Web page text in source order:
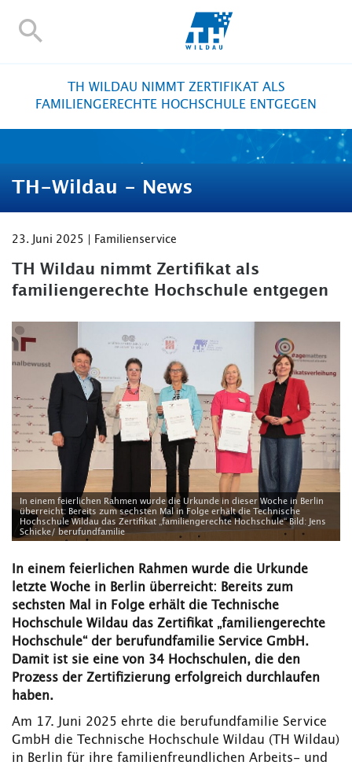
TH-
IM STUDIUM
FORSCHUNG UND TRANSFER
HOCHSCHULE
Blogs Kontakt und Anfahrt Webmail
TH Online-Portal Personensuche English
TH WILDAU NIMMT ZERTIFIKAT ALS
FAMILIENGERECHTE HOCHSCHULE ENTGEGEN
TH-Wildau - News
23. Juni 2025 | Familienservice
TH Wildau nimmt Zertifikat als
familiengerechte Hochschule entgegen
In einem feierlichen Rahmen wurde die Urkunde in dieser Woche in Berlin
überreicht: Bereits zum sechsten Mal in Folge erhält die Technische
Hochschule Wildau das Zertifikat „familiengerechte Hochschule“ Bild: Jens
Schicke/ berufundfamilie
In einem feierlichen Rahmen wurde die Urkunde
letzte Woche in Berlin überreicht: Bereits zum
sechsten Mal in Folge erhält die Technische
Hochschule Wildau das Zertifikat „familiengerechte
Hochschule“ der berufundfamilie Service GmbH.
Damit ist sie eine von 34 Hochschulen, die den
Prozess der Zertifizierung erfolgreich durchlaufen
haben.
Am 17. Juni 2025 ehrte die berufundfamilie Service
GmbH die Technische Hochschule Wildau (TH Wildau)
in Berlin für ihre familienfreundlichen Arbeits- und